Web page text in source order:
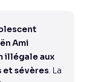
Ami
illégale aux
et sévères. La